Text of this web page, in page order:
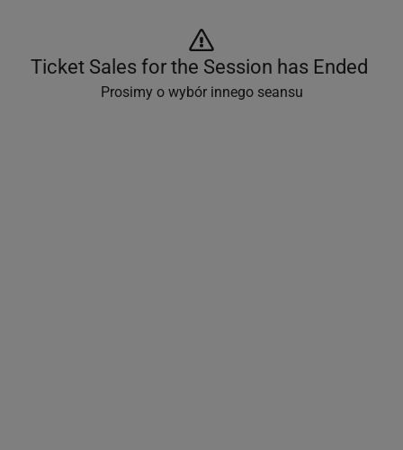
Ticket Sales for the Session has Ended
Prosimy o wybór innego seansu